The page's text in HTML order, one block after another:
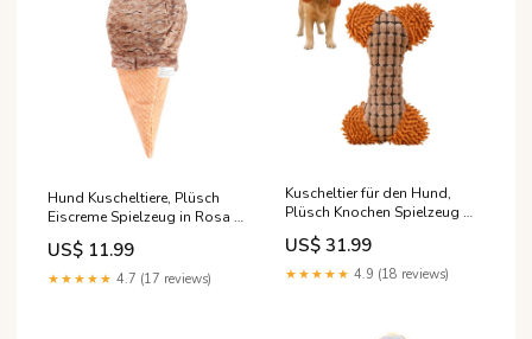
Hund Kuscheltiere, Plüsch
Eiscreme Spielzeug in Rosa &
Braun, Interaktives
Hundespielzeug mit
Quietscher Farben:Braun
US$ 11.99
★★★★★ 4.7 (17 reviews)
Kuscheltier für den Hund,
Plüsch Knochen Spielzeug mit
Quietscher, 3er Set in Blau,
Kaffee und Weiß, Begleiter für
Hunde Grau
US$ 31.99
★★★★★ 4.9 (18 reviews)